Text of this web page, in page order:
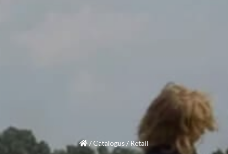
/Catalogus/ Retail